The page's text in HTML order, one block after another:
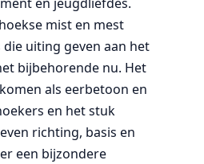
mist en mest
uiting geven aan het
bijbehorende nu. Het
als eerbetoon en
en het stuk
richting, basis en
een bijzondere